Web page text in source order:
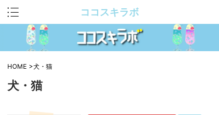
ココスキラボ
HOME >犬・猫
犬・猫